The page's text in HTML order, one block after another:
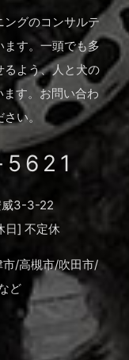
ングのコンサルテ
す。 一頭でも多
るよう、人と犬の
す。 お問い合わ
い。
威3-3-22
日] 不定休
/高槻市/吹田市/
ど